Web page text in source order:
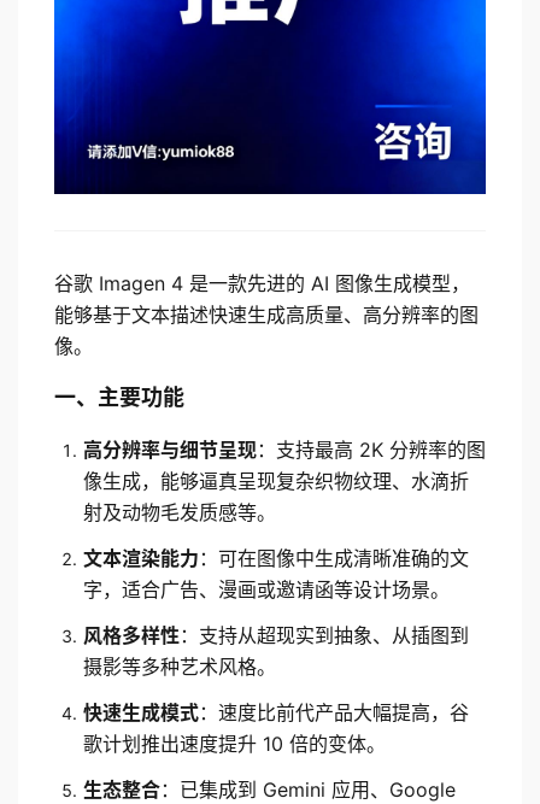
谷歌 Imagen 4 是一款先进的 AI 图像生成模型，
能够基于文本描述快速生成高质量、高分辨率的图
像。
一、主要功能
高分辨率与细节呈现：支持最高 2K 分辨率的图
像生成，能够逼真呈现复杂织物纹理、水滴折
射及动物毛发质感等。
文本渲染能力 ：可在图像中生成清晰准确的文
字，适合广告、漫画或邀请函等设计场景。
风格多样性 ：支持从超现实到抽象、从插图到
摄影等多种艺术风格。
快速生成模式：速度比前代产品大幅提高，谷
歌计划推出速度提升 10 倍的变体。
生态整合：已集成到 Gemini 应用、Google